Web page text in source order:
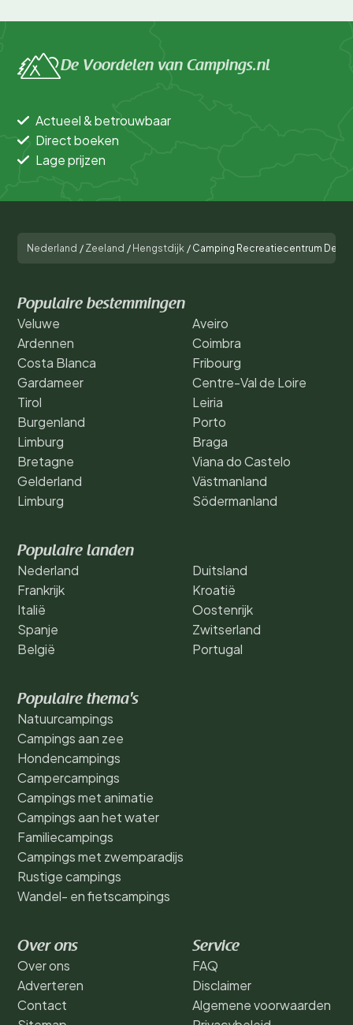
De Voordelen van Campings.nl
Actueel & betrouwbaar
Direct boeken
Lage prijzen
Nederland / Zeeland / Hengstdijk / Camping Recreatiecentrum De
Populaire bestemmingen
Veluwe
Ardennen
Costa Blanca
Gardameer
Tirol
Burgenland
Limburg
Bretagne
Gelderland
Limburg
Aveiro
Coimbra
Fribourg
Centre-Val de Loire
Leiria
Porto
Braga
Viana do Castelo
Västmanland
Södermanland
Populaire landen
Nederland
Frankrijk
Italië
Spanje
België
Duitsland
Kroatië
Oostenrijk
Zwitserland
Portugal
Populaire thema's
Natuurcampings
Campings aan zee
Hondencampings
Campercampings
Campings met animatie
Campings aan het water
Familiecampings
Campings met zwemparadijs
Rustige campings
Wandel- en fietscampings
Over ons
Over ons
Adverteren
Contact
Service
FAQ
Disclaimer
Algemene voorwaarden